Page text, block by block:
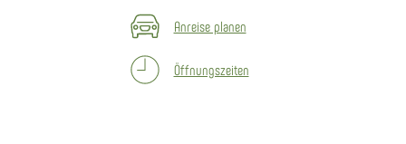
Anreise planen
Öffnungszeiten